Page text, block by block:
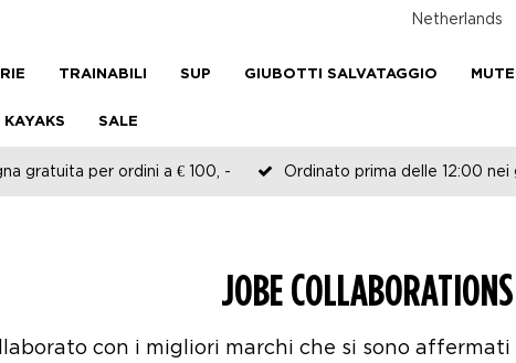
Netherlands
TRAINABILI SUP GIUBOTTI SALVATAGGIO MUTE
KAYAKS SALE
gratuita per ordini a € 100, - Ordinato prima delle 12:00
JOBE COLLABORATIONS
con i migliori marchi che si sono